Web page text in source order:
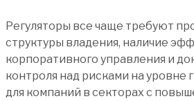
Регуляторы все чаще требуют
структуры владения, наличие
корпоративного управления и
контроля над рисками на уровне
для компаний в секторах с